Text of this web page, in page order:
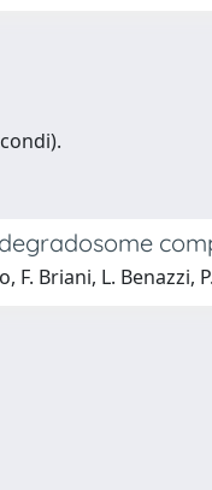
F. Briani, L. Benazzi,